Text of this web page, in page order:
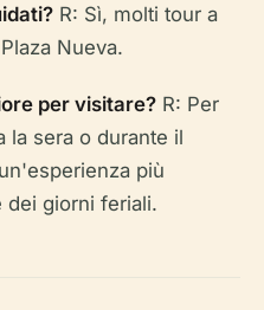
R: Sì, molti tour a
Nueva.
per visitare? R: Per
la sera o durante il
più
dei giorni feriali.